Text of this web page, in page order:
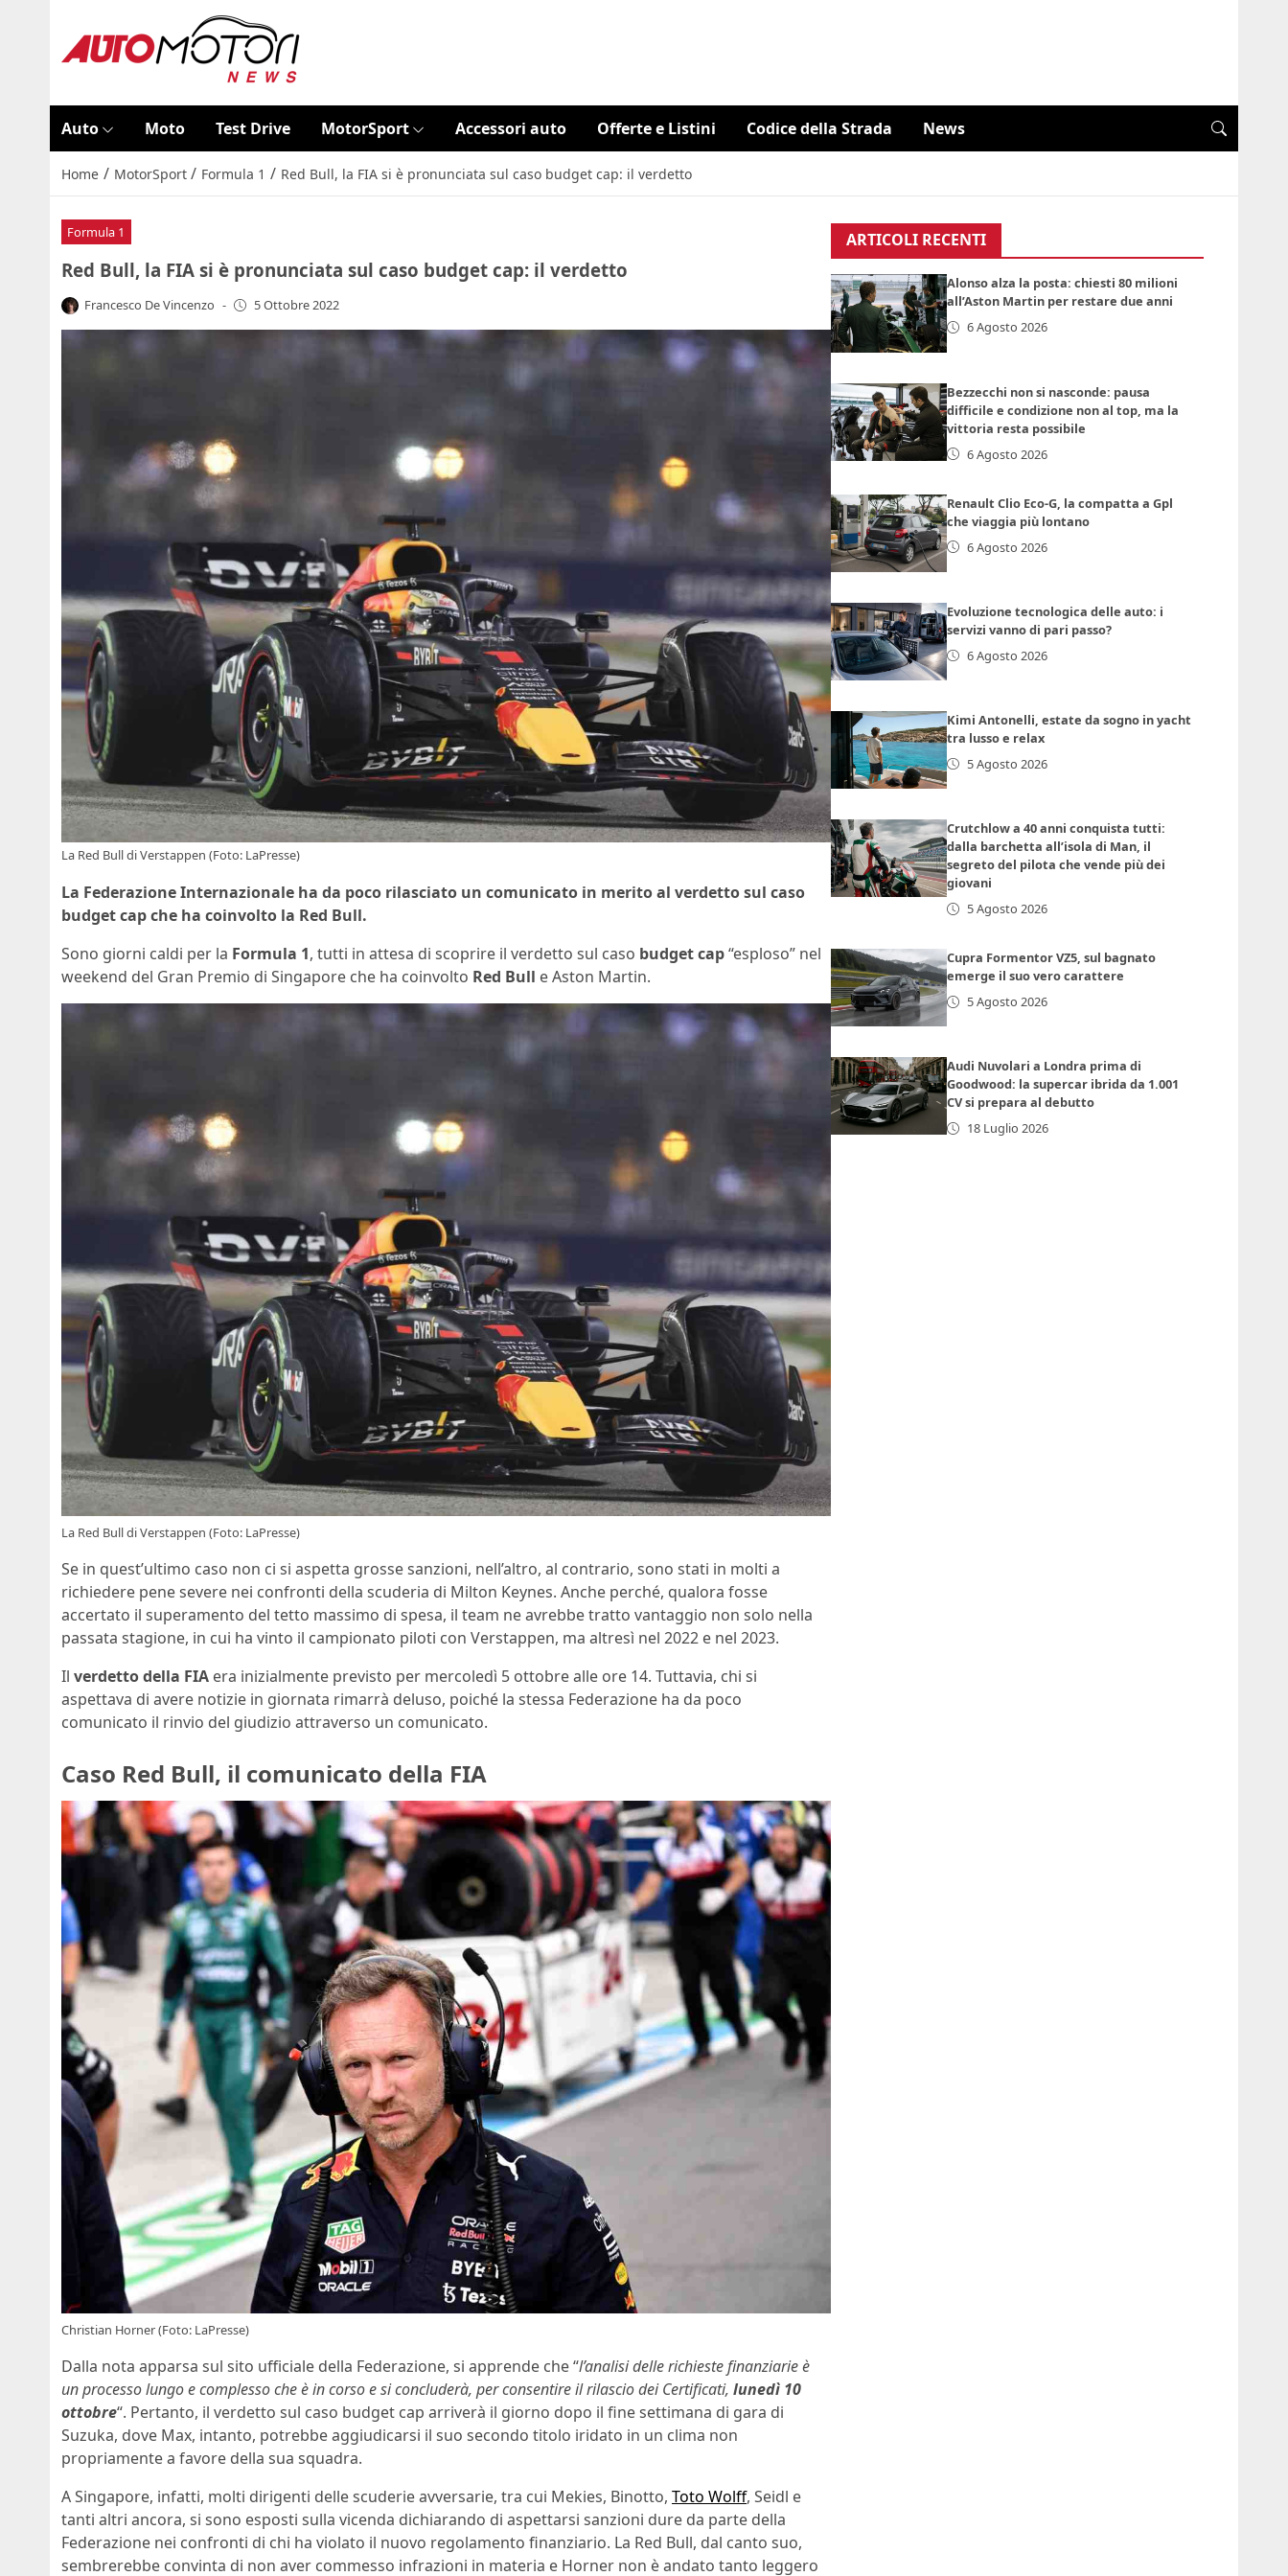
Auto Moto Test Drive MotorSport Accessori auto Offerte e Listini Codice della Strada News
Home / MotorSport / Formula 1 / Red Bull, la FIA si è pronunciata sul caso budget cap: il verdetto
Formula 1
Red Bull, la FIA si è pronunciata sul caso budget cap: il verdetto
Francesco De Vincenzo - 5 Ottobre 2022
La Red Bull di Verstappen (Foto: LaPresse)
La Federazione Internazionale ha da poco rilasciato un comunicato in merito al verdetto sul caso
budget cap che ha coinvolto la Red Bull.
Sono giorni caldi per la Formula 1, tutti in attesa di scoprire il verdetto sul caso budget cap“esploso” nel
weekend del Gran Premio di Singapore che ha coinvolto Red Bull e Aston Martin.
La Red Bull di Verstappen (Foto: LaPresse)
Se in quest’ultimo caso non ci si aspetta grosse sanzioni, nell’altro, al contrario, sono stati in molti a
richiedere pene severe nei confronti della scuderia di Milton Keynes. Anche perché, qualora fosse
accertato il superamento del tetto massimo di spesa, il team ne avrebbe tratto vantaggio non solo nella
passata stagione, in cui ha vinto il campionato piloti con Verstappen, ma altresì nel 2022 e nel 2023.
Il verdetto della FIA era inizialmente previsto per mercoledì 5 ottobre alle ore 14. Tuttavia, chi si
aspettava di avere notizie in giornata rimarrà deluso, poiché la stessa Federazione ha da poco
comunicato il rinvio del giudizio attraverso un comunicato.
Caso Red Bull, il comunicato della FIA
Christian Horner (Foto: LaPresse)
Dalla nota apparsa sul sito ufficiale della Federazione, si apprende che “l’analisi delle richieste finanziarie è
un processo lungo e complesso che è in corso e si concluderà, per consentire il rilascio dei Certificati, lunedì 10
ottobre“. Pertanto, il verdetto sul caso budget cap arriverà il giorno dopo il fine settimana di gara di
Suzuka, dove Max, intanto, potrebbe aggiudicarsi il suo secondo titolo iridato in un clima non
propriamente a favore della sua squadra.
A Singapore, infatti, molti dirigenti delle scuderie avversarie, tra cui Mekies, Binotto, Toto Wolff, Seidl e
tanti altri ancora, si sono esposti sulla vicenda dichiarando di aspettarsi sanzioni dure da parte della
Federazione nei confronti di chi ha violato il nuovo regolamento finanziario. La Red Bull, dal canto suo,
sembrerebbe convinta di non aver commesso infrazioni in materia e Horner non è andato tanto leggero
ARTICOLI RECENTI
Alonso alza la posta: chiesti 80 milioni
all’Aston Martin per restare due anni
6 Agosto 2026
Bezzecchi non si nasconde: pausa
difficile e condizione non al top, ma la
vittoria resta possibile
6 Agosto 2026
Renault Clio Eco-G, la compatta a Gpl
che viaggia più lontano
6 Agosto 2026
Evoluzione tecnologica delle auto: i
servizi vanno di pari passo?
6 Agosto 2026
Kimi Antonelli, estate da sogno in yacht
tra lusso e relax
5 Agosto 2026
Crutchlow a 40 anni conquista tutti:
dalla barchetta all’isola di Man, il
segreto del pilota che vende più dei
giovani
5 Agosto 2026
Cupra Formentor VZ5, sul bagnato
emerge il suo vero carattere
5 Agosto 2026
Audi Nuvolari a Londra prima di
Goodwood: la supercar ibrida da 1.001
CV si prepara al debutto
18 Luglio 2026